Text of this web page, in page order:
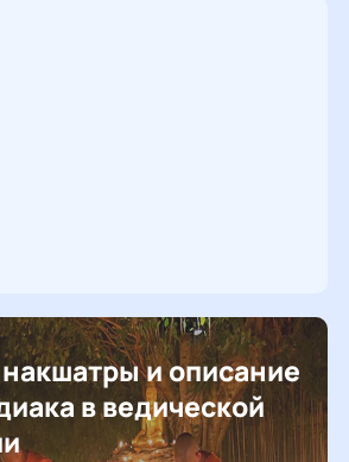
и описание
в ведической